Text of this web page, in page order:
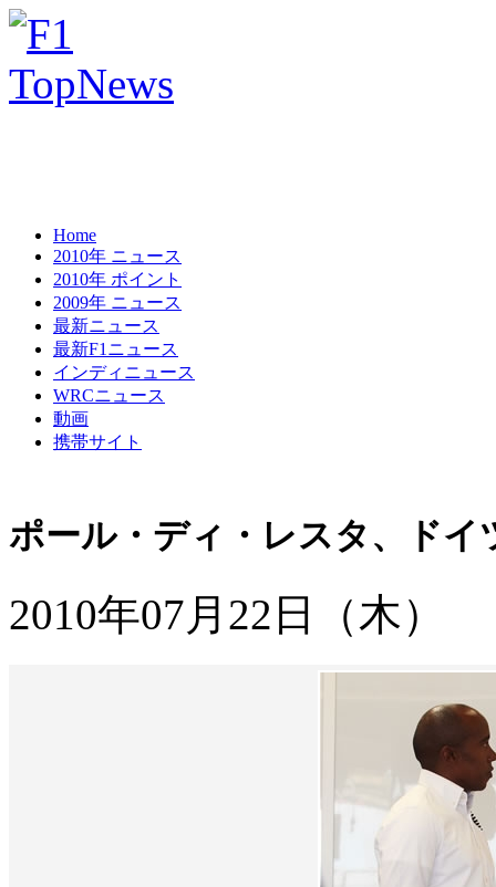
Home
2010年 ニュース
2010年 ポイント
2009年 ニュース
最新ニュース
最新F1ニュース
インディニュース
WRCニュース
動画
携帯サイト
ポール・ディ・レスタ、ドイ
2010年07月22日（木）